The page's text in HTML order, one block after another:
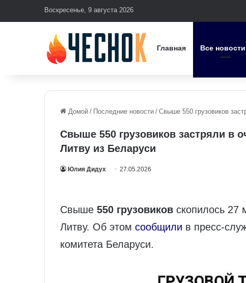
Воскресенье, 9 августа 2026
Главная Все новости
Домой / Последние новости / Свыше 550 грузовиков
Свыше 550 грузовиков застряли в
Литву из Беларуси
Юлия Дидух 27.05.2026
Свыше 550 грузовиков скопилось 27
Литву. Об этом сообщили в пресс-
комитета Беларуси.